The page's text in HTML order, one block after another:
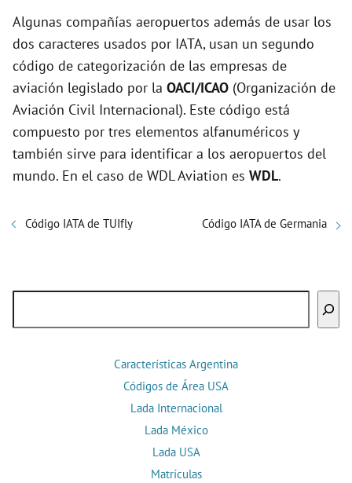
Algunas compañías aeropuertos además de usar los
dos caracteres usados por IATA, usan un segundo
código de categorización de las empresas de
aviación legislado por la OACI/ICAO (Organización de
Aviación Civil Internacional). Este código está
compuesto por tres elementos alfanuméricos y
también sirve para identificar a los aeropuertos del
mundo. En el caso de WDL Aviation es WDL.
Código IATA de TUIfly Código IATA de Germania
Características Argentina
Códigos de Área USA
Lada Internacional
Lada México
Lada USA
Matrículas